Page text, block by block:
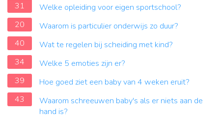
31
Welke opleiding voor eigen sportschool?
20
Waarom is particulier onderwijs zo duur?
40
Wat te regelen bij scheiding met kind?
34
Welke 5 emoties zijn er?
39
Hoe goed ziet een baby van 4 weken eruit?
43
Waarom schreeuwen baby's als er niets aan de
hand is?